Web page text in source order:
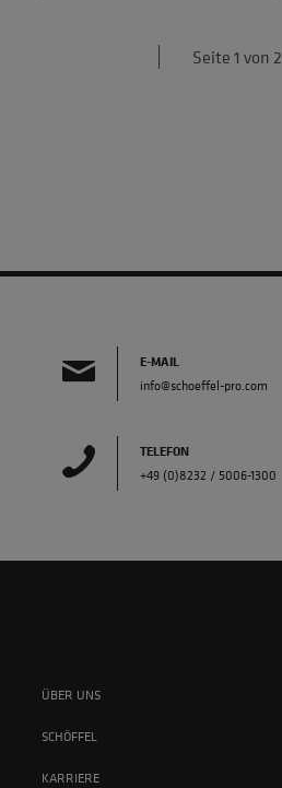
Seite 1 von 2
E-MAIL
info@schoeffel-pro.com
TELEFON
+49 (0)8232 / 5006-1300
ÜBER UNS
SCHÖFFEL
KARRIERE